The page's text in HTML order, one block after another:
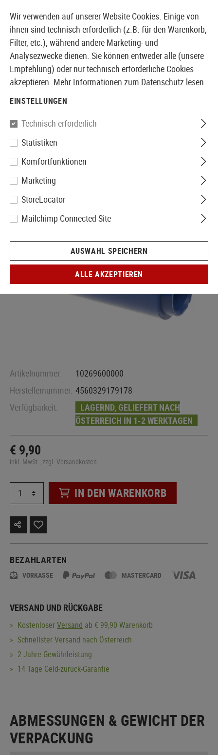
EUROPÄISCHER AIRSOFT SHOP & GROßHÄNDLER
Prometheus
Flat Air Seal Hop-Up Rubber
Soft Type
Artikelnummer:
10269600000
Herstellernummer: 4560329179178
Verfügbarkeit:
LAGERND, GELIEFERT NACH
ÖSTERREICH IN 1-2 WERKTAGEN
€ 9,90
inkl. MwSt., zzgl. Versandkosten
IN DEN WARENKORB
BEZAHLARTEN
VORKASSE MASTERCARD
VERSAND UND RÜCKGABE
KostenloserVersand ab € 99,90 Warenkorb
Schnellster Versand nach Österreich
2 Jahre Gewährleistung
14 Tage Geld-zurück-Garantie
ABMESSUNGEN & GEWICHT DER
VERPACKUNG
Wir verwenden auf unserer Website Cookies. Einige von
ihnen sind technisch erforderlich (z.B. für den Warenkorb,
Filter, etc.), während andere Marketing- und
Analysezwecke dienen. Sie können entweder alle (unsere
Empfehlung) oder nur technisch erforderliche Cookies
akzeptieren. Mehr Informationen zum Datenschutz lesen.
EINSTELLUNGEN
Technisch erforderlich
Statistiken
Komfortfunktionen
Marketing
StoreLocator
Mailchimp Connected Site
AUSWAHL SPEICHERN
ALLE AKZEPTIEREN